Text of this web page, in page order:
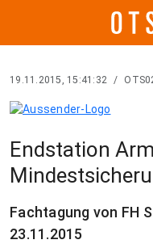
19.11.2015, 15:41:32 /
Endstation
Fachtagung von FH
23.11.2015